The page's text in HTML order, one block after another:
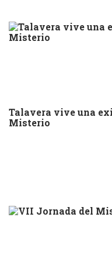
Talavera vive una
Misterio